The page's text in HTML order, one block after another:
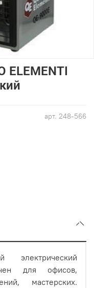
арт. 248-566
ELEMENTI
электрический
для офисов,
мастерских.